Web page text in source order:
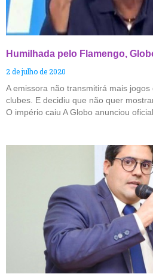
Humilhada pelo Flamengo,
2 de julho de 2020
A emissora não transmitirá mais
clubes. E decidiu que não quer
O império caiu A Globo anunciou